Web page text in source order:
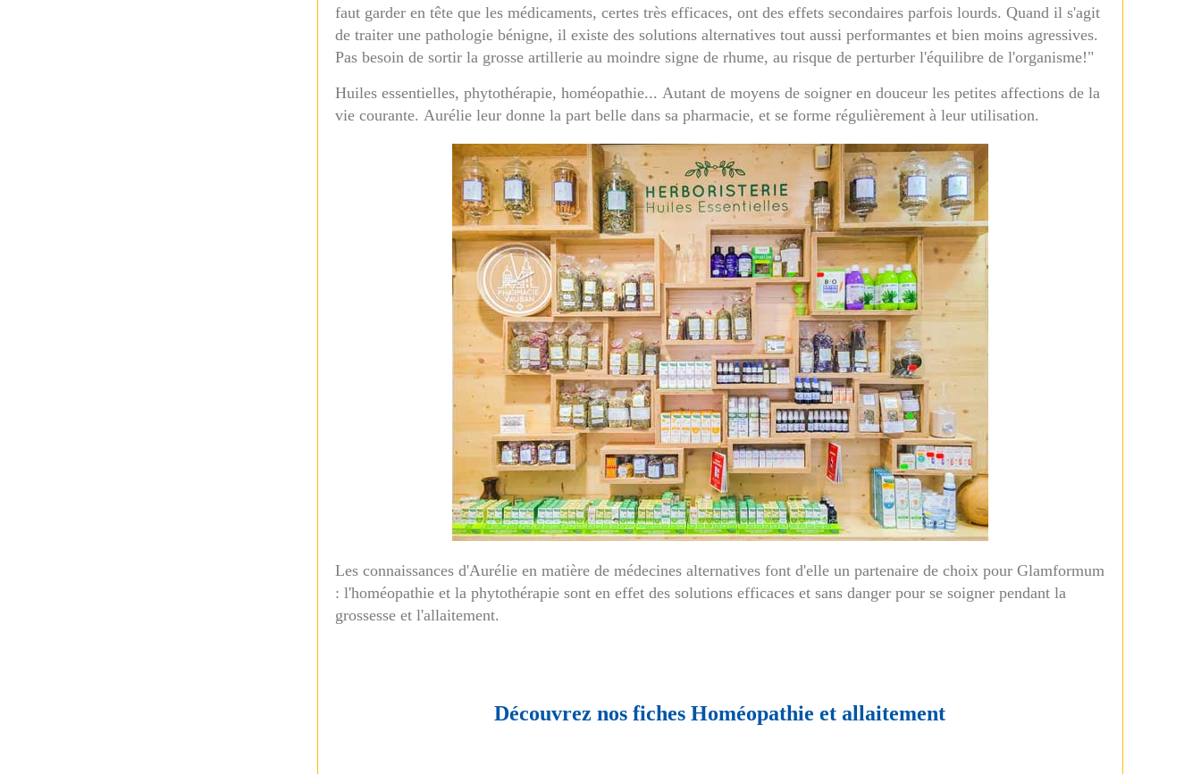
faut garder en tête que les médicaments, certes très efficaces, ont des effets secondaires parfois lourds. Quand il s'agit
de traiter une pathologie bénigne, il existe des solutions alternatives tout aussi performantes et bien moins agressives.
Pas besoin de sortir la grosse artillerie au moindre signe de rhume, au risque de perturber l'équilibre de l'organisme!"
Huiles essentielles, phytothérapie, homéopathie... Autant de moyens de soigner en douceur les petites affections de la
vie courante. Aurélie leur donne la part belle dans sa pharmacie, et se forme régulièrement à leur utilisation.
Les connaissances d'Aurélie en matière de médecines alternatives font d'elle un partenaire de choix pour Glamformum
: l'homéopathie et la phytothérapie sont en effet des solutions efficaces et sans danger pour se soigner pendant la
grossesse et l'allaitement.
Découvrez nos fiches Homéopathie et allaitement